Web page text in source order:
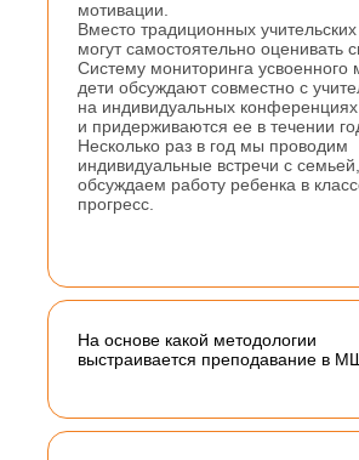
мотивации.
Вместо традиционных
могут самостоятельно оценивать
Систему мониторинга усвоенного
дети обсуждают совместно с
на индивидуальных конференциях
и придерживаются ее в течении
Несколько раз в год мы проводим
индивидуальные встречи с
обсуждаем работу ребенка в
прогресс.
На основе какой методологии
выстраивается преподавание в
НАШИНОВОСТИ